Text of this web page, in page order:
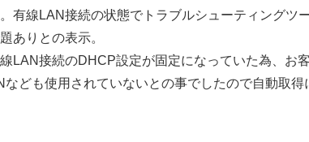
有線LAN接続の状態でトラブルシューティングツ
ありとの表示。
LAN接続のDHCP設定が固定になっていた為、お
なども使用されていないとの事でしたので自動取